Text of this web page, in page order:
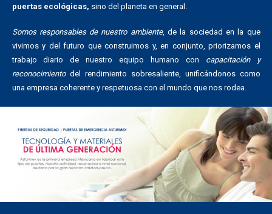
puertas ecológicas, sino del planeta en general.
Somos responsables de nuestro ambiente, de la sociedad en la que
vivimos y del futuro que construimos y, en conjunto, priorizamos el
trabajo diario de nuestro equipo humano con capacitación y
reconocimientodel rendimiento sobresaliente, unificándonos como
una empresa coherente y respetuosa con el mundo que nos rodea.